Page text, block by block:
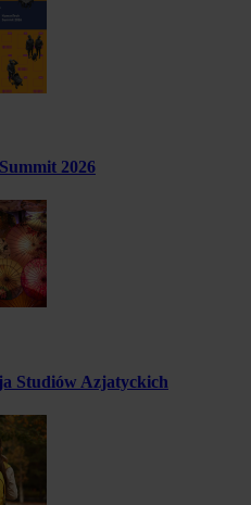
2026
Studiów Azjatyckich